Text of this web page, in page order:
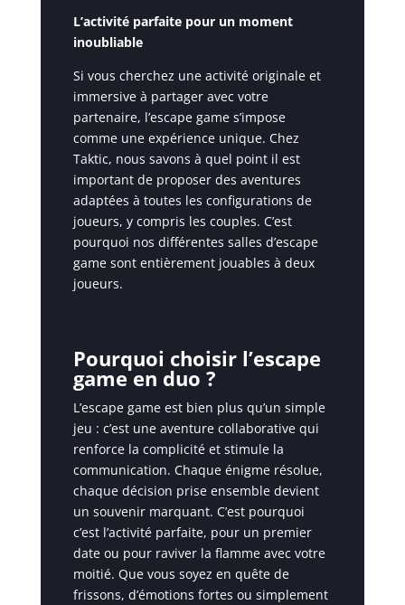
L’activité parfaite pour un moment
inoubliable
Si vous cherchez une activité originale et
immersive à partager avec votre
partenaire, l’escape game s’impose
comme une expérience unique. Chez
Taktic, nous savons à quel point il est
important de proposer des aventures
adaptées à toutes les configurations de
joueurs, y compris les couples. C’est
pourquoi nos différentes salles d’escape
game sont entièrement jouables à deux
joueurs.
Pourquoi choisir l’escape
game en duo ?
L’escape game est bien plus qu’un simple
jeu : c’est une aventure collaborative qui
renforce la complicité et stimule la
communication. Chaque énigme résolue,
chaque décision prise ensemble devient
un souvenir marquant. C’est pourquoi
c’est l’activité parfaite, pour un premier
date ou pour raviver la flamme avec votre
moitié. Que vous soyez en quête de
frissons, d’émotions fortes ou simplement